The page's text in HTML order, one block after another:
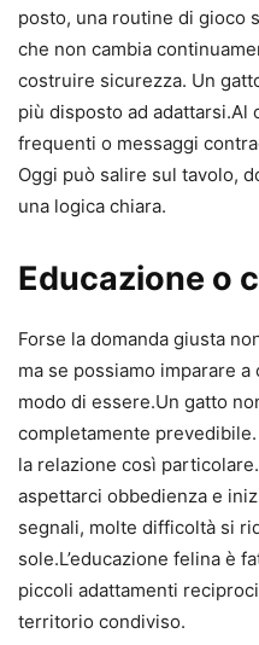
posto, una routine di gioco
che non cambia
costruire sicurezza. Un
più disposto ad adattarsi.Al
frequenti o messaggi
Oggi può salire sul tavolo,
una logica chiara.
Educazione o
Forse la domanda giusta
ma se possiamo imparare
modo di essere.Un gatto
completamente
la relazione così
aspettarci obbedienza e
segnali, molte difficoltà si
sole.L’educazione felina è
piccoli adattamenti
territorio condiviso.